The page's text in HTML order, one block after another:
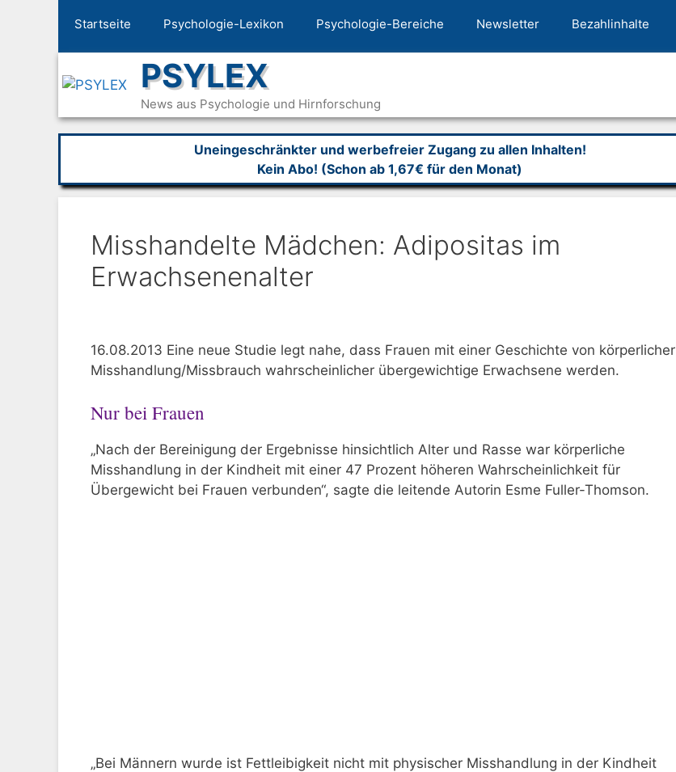
Startseite Psychologie-Lexikon Psychologie-Bereiche Newsletter Bezahlinhalte
PSYLEX
News aus Psychologie und Hirnforschung
Uneingeschränkter und werbefreier Zugang zu allen Inhalten!
Kein Abo! (Schon ab 1,67€ für den Monat)
Misshandelte Mädchen: Adipositas im
Erwachsenenalter
16.08.2013 Eine neue Studie legt nahe, dass Frauen mit einer Geschichte von körperlicher
Misshandlung/Missbrauch wahrscheinlicher übergewichtige Erwachsene werden.
Nur bei Frauen
„Nach der Bereinigung der Ergebnisse hinsichtlich Alter und Rasse war körperliche
Misshandlung in der Kindheit mit einer 47 Prozent höheren Wahrscheinlichkeit für
Übergewicht bei Frauen verbunden“, sagte die leitende Autorin Esme Fuller-Thomson.
„Bei Männern wurde ist Fettleibigkeit nicht mit physischer Misshandlung in der Kindheit